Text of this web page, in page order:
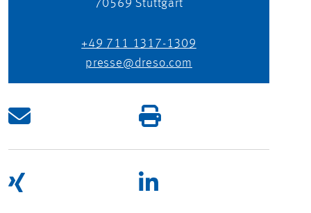
70569 Stuttgart
+49 711 1317-1309
presse@dreso.com